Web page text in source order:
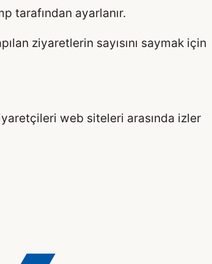
tarafından ayarlanır.
ziyaretlerin sayısını saymak için
web siteleri arasında izler